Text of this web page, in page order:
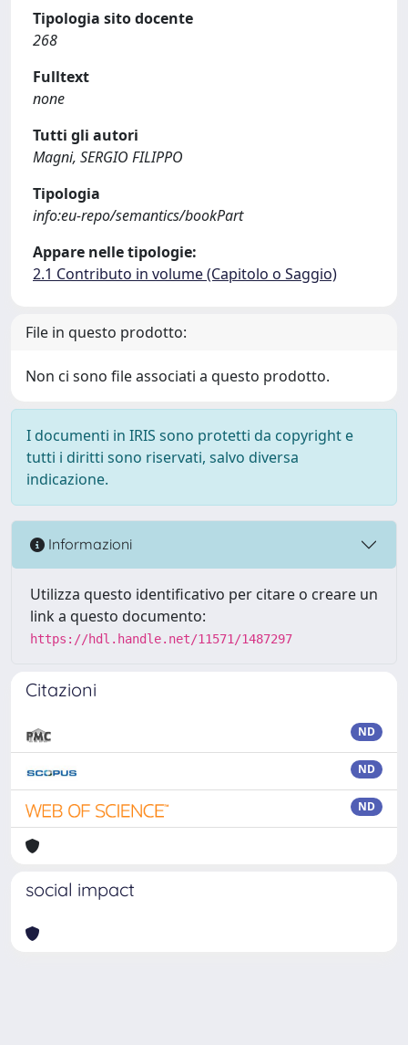
Tipologia sito docente
268
Fulltext
none
Tutti gli autori
Magni, SERGIO FILIPPO
Tipologia
info:eu-repo/semantics/bookPart
Appare nelle tipologie:
2.1 Contributo in volume (Capitolo o Saggio)
File in questo prodotto:
Non ci sono file associati a questo prodotto.
I documenti in IRIS sono protetti da copyright e
tutti i diritti sono riservati, salvo diversa
indicazione.
Informazioni
Utilizza questo identificativo per citare o creare un
link a questo documento:
https://hdl.handle.net/11571/1487297
Citazioni
ND
ND
ND
social impact